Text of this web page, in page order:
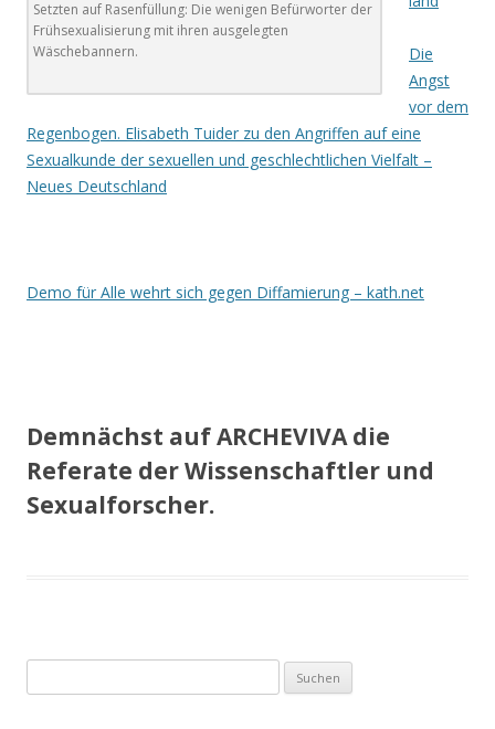
Setzten auf Rasenfüllung: Die wenigen Befürworter der
Frühsexualisierung mit ihren ausgelegten
Wäschebannern.
Die
Angst
vor dem
Regenbogen. Elisabeth Tuider zu den Angriffen auf eine
Sexualkunde der sexuellen und geschlechtlichen Vielfalt –
Neues Deutschland
Demo für Alle wehrt sich gegen Diffamierung – kath.net
Demnächst auf ARCHEVIVA die
Referate der Wissenschaftler und
Sexualforscher.
nach: